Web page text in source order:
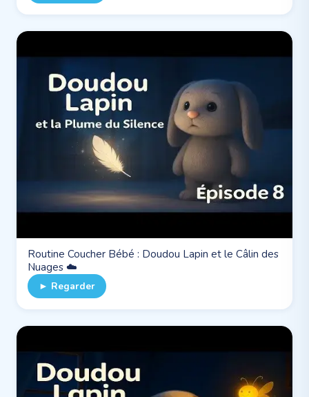
Routine Coucher Bébé : Doudou Lapin et le Câlin des
Nuages ☁️
► Regarder